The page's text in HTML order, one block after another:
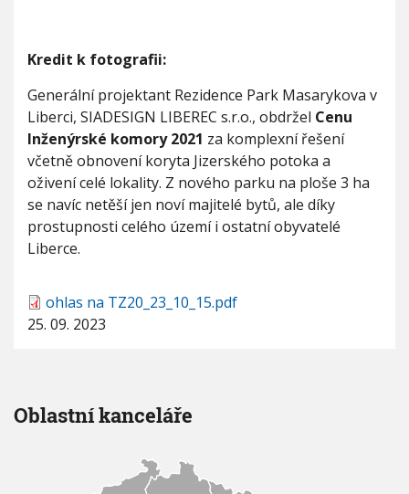
Kredit k fotografii:
Generální projektant Rezidence Park Masarykova v
Liberci, SIADESIGN LIBEREC s.r.o., obdržel Cenu
Inženýrské komory 2021 za komplexní řešení
včetně obnovení koryta Jizerského potoka a
oživení celé lokality. Z nového parku na ploše 3 ha
se navíc netěší jen noví majitelé bytů, ale díky
prostupnosti celého území i ostatní obyvatelé
Liberce.
ohlas na TZ20_23_10_15.pdf
25. 09. 2023
Oblastní kanceláře